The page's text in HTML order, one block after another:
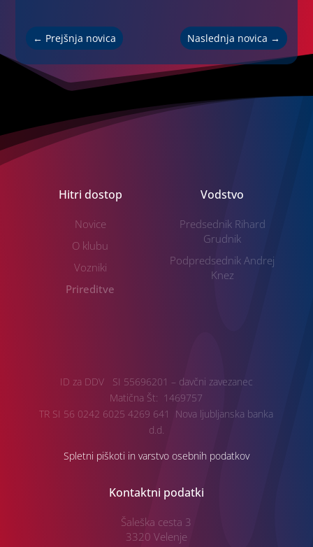
← Prejšnja novica Naslednja novica →
Hitri dostop
Novice
O klubu
Vozniki
Prireditve
Vodstvo
Predsednik Rihard
Grudnik
Podpredsednik Andrej
Knez
ID za DDV SI 55696201 – davčni zavezanec
Matična Št: 1469757
TR SI 56 0242 6025 4269 641 Nova ljubljanska banka
d.d.
Spletni piškoti in varstvo osebnih podatkov
Kontaktni podatki
Šaleška cesta 3
3320 Velenje